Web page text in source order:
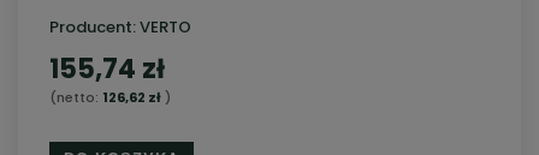
Producent:VERTO
155,74 zł
(netto: 126,62 zł)